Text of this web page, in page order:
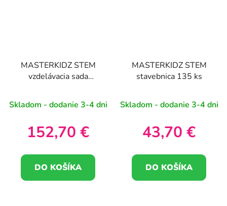
MASTERKIDZ STEM
vzdelávacia sada
Skladom - dodanie 3-4 dni
152,70 €
DO KOŠÍKA
MASTERKIDZ STEM
stavebnica 135 ks
Skladom - dodanie 3-4 dni
43,70 €
DO KOŠÍKA